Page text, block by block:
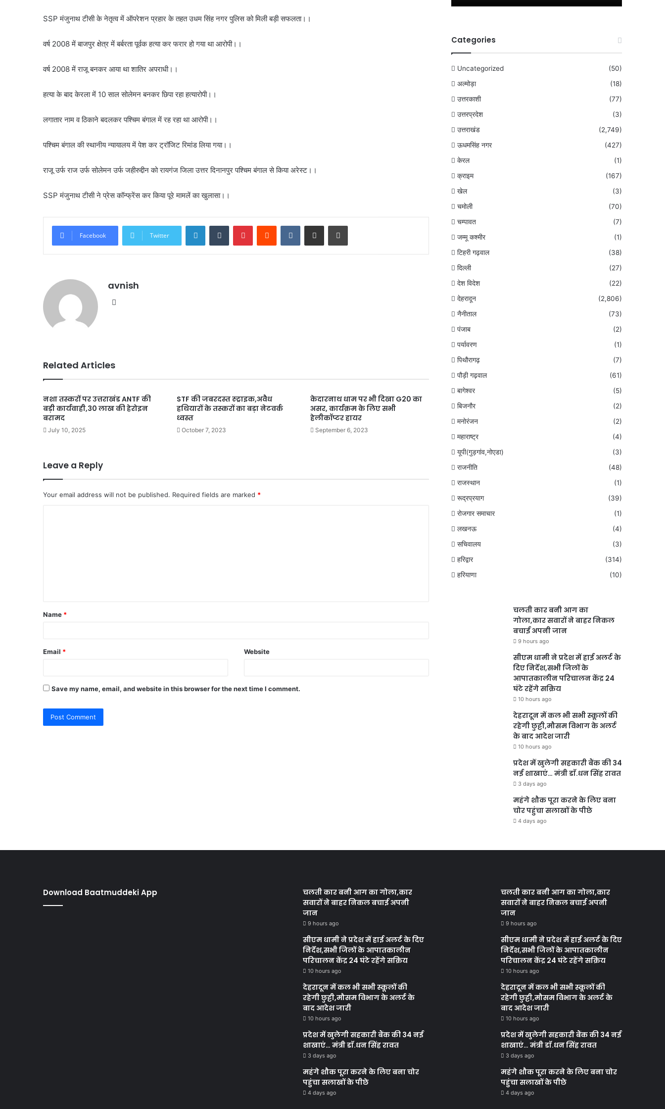
SSP मंजुनाथ टीसी के नेतृत्व में ऑपरेशन प्रहार के तहत उधम सिंह नगर पुलिस को मिली बड़ी सफलता।।
वर्ष 2008 में बाजपुर क्षेत्र में बर्बरता पूर्वक हत्या कर फरार हो गया था आरोपी।।
वर्ष 2008 में राजू बनकर आया था शातिर अपराधी।।
हत्या के बाद केरला में 10 साल सोलेमन बनकर छिपा रहा हत्यारोपी।।
लगातार नाम व ठिकाने बदलकर पश्चिम बंगाल में रह रहा था आरोपी।।
पश्चिम बंगाल की स्थानीय न्यायालय में पेश कर ट्रॉजिट रिमांड लिया गया।।
राजू उर्फ राज उर्फ सोलेमन उर्फ जहीरुद्दीन को रायगंज जिला उत्तर दिनानपुर पश्चिम बंगाल से किया अरेस्ट।।
SSP मंजुनाथ टीसी ने प्रेस कॉन्फ्रेंस कर किया पूरे मामलें का खुलासा।।
Facebook Twitter
LinkedInTumblr PinterestReddit VKontakteShare via Email Print
avnish
Related Articles
नशा तस्करों पर उत्तराखंड ANTF की
बड़ी कार्यवाही,30 लाख की हेरोइन
बरामद
July 10, 2025
STF की जबरदस्त स्ट्राइक,अवैध
हथियारों के तस्करों का बड़ा नेटवर्क
ध्वस्त
October 7, 2023
केदारनाथ धाम पर भी दिखा G20 का
असर, कार्यक्रम के लिए सभी
हेलीकॉप्टर हायर
September 6, 2023
Leave a Reply
Your email address will not be published. Required fields are marked *
t
*
Name *
Email * Website
Save my name, email, and website in this browser for the next time I comment.
Categories
Uncategorized
(50)
अल्मोड़ा
(18)
उत्तरकाशी
(77)
उत्तरप्रदेश
(3)
उत्तराखंड
(2,749)
ऊधमसिंह नगर
(427)
केरल
(1)
क्राइम
(167)
खेल
(3)
चमोली
(70)
चम्पावत
(7)
जम्मू कश्मीर
(1)
टिहरी गढ़वाल
(38)
दिल्ली
(27)
देश विदेश
(22)
देहरादून
(2,806)
नैनीताल
(73)
पंजाब
(2)
पर्यावरण
(1)
पिथौरागढ़
(7)
पौड़ी गढ़वाल
(61)
बागेश्वर
(5)
बिजनौर
(2)
मनोरंजन
(2)
महाराष्ट्र
(4)
यूपी(गुड़गांव,नोएडा)
(3)
राजनीति
(48)
राजस्थान
(1)
रूद्रप्रयाग
(39)
रोजगार समाचार
(1)
लखनऊ
(4)
सचिवालय
(3)
हरिद्वार
(314)
हरियाणा
(10)
चलती कार बनी आग का
गोला,कार सवारों ने बाहर निकल
बचाई अपनी जान
9 hours ago
सीएम धामी ने प्रदेश में हाई अलर्ट के
दिए निर्देश,सभी जिलों के
आपातकालीन परिचालन केंद्र 24
घंटे रहेंगे सक्रिय
10 hours ago
देहरादून में कल भी सभी स्कूलों की
रहेगी छुट्टी,मौसम विभाग के अलर्ट
के बाद आदेश जारी
10 hours ago
प्रदेश में खुलेगी सहकारी बैंक की 34
नई शाखाएं… मंत्री डाॅ.धन सिंह रावत
3 days ago
महंगे शौक पूरा करने के लिए बना
चोर पहुंचा सलाखों के पीछे
4 days ago
Download Baatmuddeki App
चलती कार बनी आग का गोला,कार
सवारों ने बाहर निकल बचाई अपनी
जान
9 hours ago
सीएम धामी ने प्रदेश में हाई अलर्ट के दिए
निर्देश,सभी जिलों के आपातकालीन
परिचालन केंद्र 24 घंटे रहेंगे सक्रिय
10 hours ago
देहरादून में कल भी सभी स्कूलों की
रहेगी छुट्टी,मौसम विभाग के अलर्ट के
बाद आदेश जारी
10 hours ago
प्रदेश में खुलेगी सहकारी बैंक की 34 नई
शाखाएं… मंत्री डाॅ.धन सिंह रावत
3 days ago
महंगे शौक पूरा करने के लिए बना चोर
पहुंचा सलाखों के पीछे
4 days ago
चलती कार बनी आग का गोला,कार
सवारों ने बाहर निकल बचाई अपनी
जान
9 hours ago
सीएम धामी ने प्रदेश में हाई अलर्ट के दिए
निर्देश,सभी जिलों के आपातकालीन
परिचालन केंद्र 24 घंटे रहेंगे सक्रिय
10 hours ago
देहरादून में कल भी सभी स्कूलों की
रहेगी छुट्टी,मौसम विभाग के अलर्ट के
बाद आदेश जारी
10 hours ago
प्रदेश में खुलेगी सहकारी बैंक की 34 नई
शाखाएं… मंत्री डाॅ.धन सिंह रावत
3 days ago
महंगे शौक पूरा करने के लिए बना चोर
पहुंचा सलाखों के पीछे
4 days ago